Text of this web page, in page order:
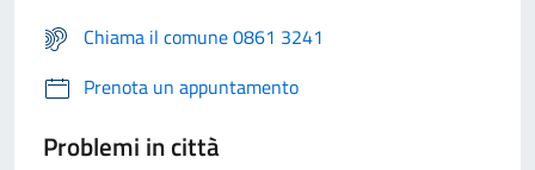
Chiama il comune 0861 3241
Prenota un appuntamento
Problemi in città